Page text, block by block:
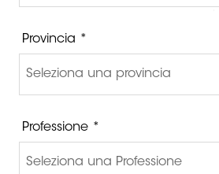
Provincia *
Professione *